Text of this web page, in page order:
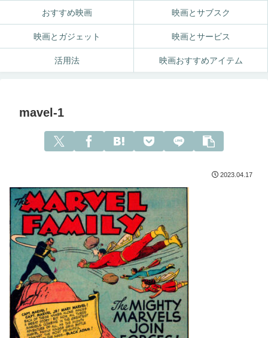
おすすめ映画 映画とサブスク
映画とガジェット 映画とサービス
活用法 映画おすすめアイテム
mavel-1
2023.04.17